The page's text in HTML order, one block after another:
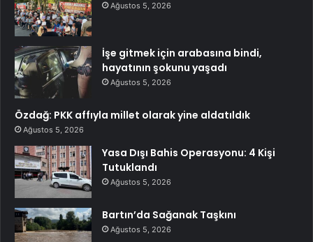
Ağustos 5, 2026
İşe gitmek için arabasına bindi,
hayatının şokunu yaşadı
Ağustos 5, 2026
Özdağ: PKK affıyla millet olarak yine aldatıldık
Ağustos 5, 2026
Yasa Dışı Bahis Operasyonu: 4 Kişi
Tutuklandı
Ağustos 5, 2026
Bartın’da Sağanak Taşkını
Ağustos 5, 2026